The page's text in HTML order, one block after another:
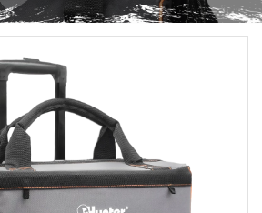
משווקים
צור קשר